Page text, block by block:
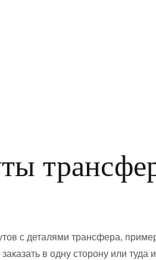
с деталями трансфера,
в одну сторону или туда